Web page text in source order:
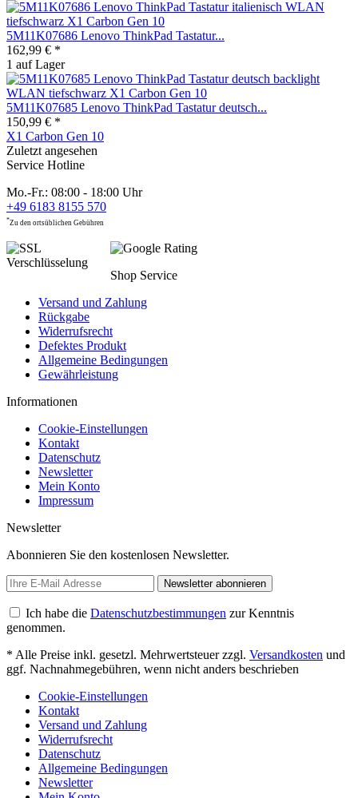
5M11K07686 Lenovo ThinkPad Tastatur...
162,99 € *
1 auf Lager
5M11K07685 Lenovo ThinkPad Tastatur deutsch...
150,99 € *
X1 Carbon Gen 10
Zuletzt angesehen
Service Hotline
Mo.-Fr.: 08:00 - 18:00 Uhr
+49 6183 8155 570
*Zu den ortsüblichen Gebühren
Shop Service
Versand und Zahlung
Rückgabe
Widerrufsrecht
Defektes Produkt
Allgemeine Bedingungen
Gewährleistung
Informationen
Cookie-Einstellungen
Kontakt
Datenschutz
Newsletter
Mein Konto
Impressum
Newsletter
Abonnieren Sie den kostenlosen Newsletter.
Newsletter abonnieren
Ich habe die Datenschutzbestimmungen zur Kenntnis
genommen.
* Alle Preise inkl. gesetzl. Mehrwertsteuer zzgl. Versandkosten und
ggf. Nachnahmegebühren, wenn nicht anders beschrieben
Cookie-Einstellungen
Kontakt
Versand und Zahlung
Widerrufsrecht
Datenschutz
Allgemeine Bedingungen
Newsletter